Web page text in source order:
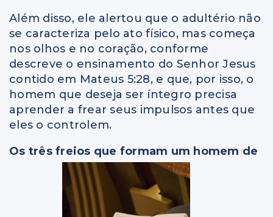
Além disso, ele alertou que o adultério não
se caracteriza pelo ato físico, mas começa
nos olhos e no coração, conforme
descreve o ensinamento do Senhor Jesus
contido em Mateus 5:28, e que, por isso, o
homem que deseja ser íntegro precisa
aprender a frear seus impulsos antes que
eles o controlem.
Os três freios que formam um homem de